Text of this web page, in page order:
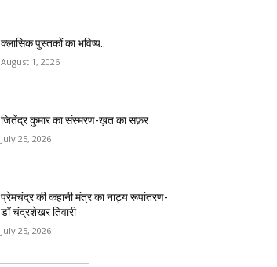
क्लासिक पुस्तकों का भविष्य..
August 1, 2026
जितेंद्र कुमार का संस्मरण-ख़त का सफ़र
July 25, 2026
प्रेमचंद्र की कहानी मंत्र का नाट्य रूपांतरण-
डॉ चंद्रशेखर तिवारी
July 25, 2026